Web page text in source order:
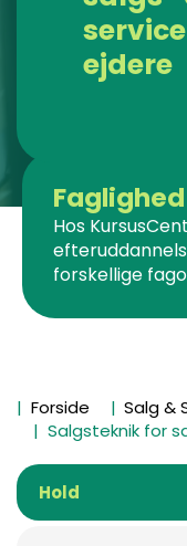
Hos
forskellige
ejdere
Forside
Salg &
Salgsteknik for
Hold